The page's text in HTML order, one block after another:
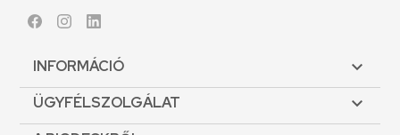
FacebookInstagram
INFORMÁCIÓ 
ÜGYFÉLSZOLGÁLAT 